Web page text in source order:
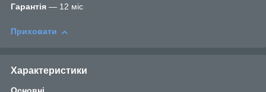
Гарaнтія — 12 міс
Приховати
Характеристики
Основні